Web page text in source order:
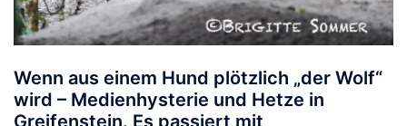
Wenn aus einem Hund plötzlich „der Wolf“
wird – Medienhysterie und Hetze in
Greifenstein. Es passiert mit